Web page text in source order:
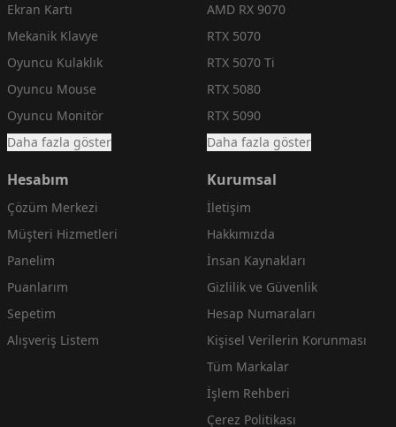
Ekran Kartı
Mekanik Klavye
Oyuncu Kulaklık
Oyuncu Mouse
Oyuncu Monitör
Daha fazla göster
AMD RX 9070
RTX 5070
RTX 5070 Ti
RTX 5080
RTX 5090
Daha fazla göster
Hesabım
Çözüm Merkezi
Müşteri Hizmetleri
Panelim
Puanlarım
Sepetim
Alışveriş Listem
Kurumsal
İletişim
Hakkımızda
İnsan Kaynakları
Gizlilik ve Güvenlik
Hesap Numaraları
Kişisel Verilerin Korunması
Tüm Markalar
İşlem Rehberi
Çerez Politikası